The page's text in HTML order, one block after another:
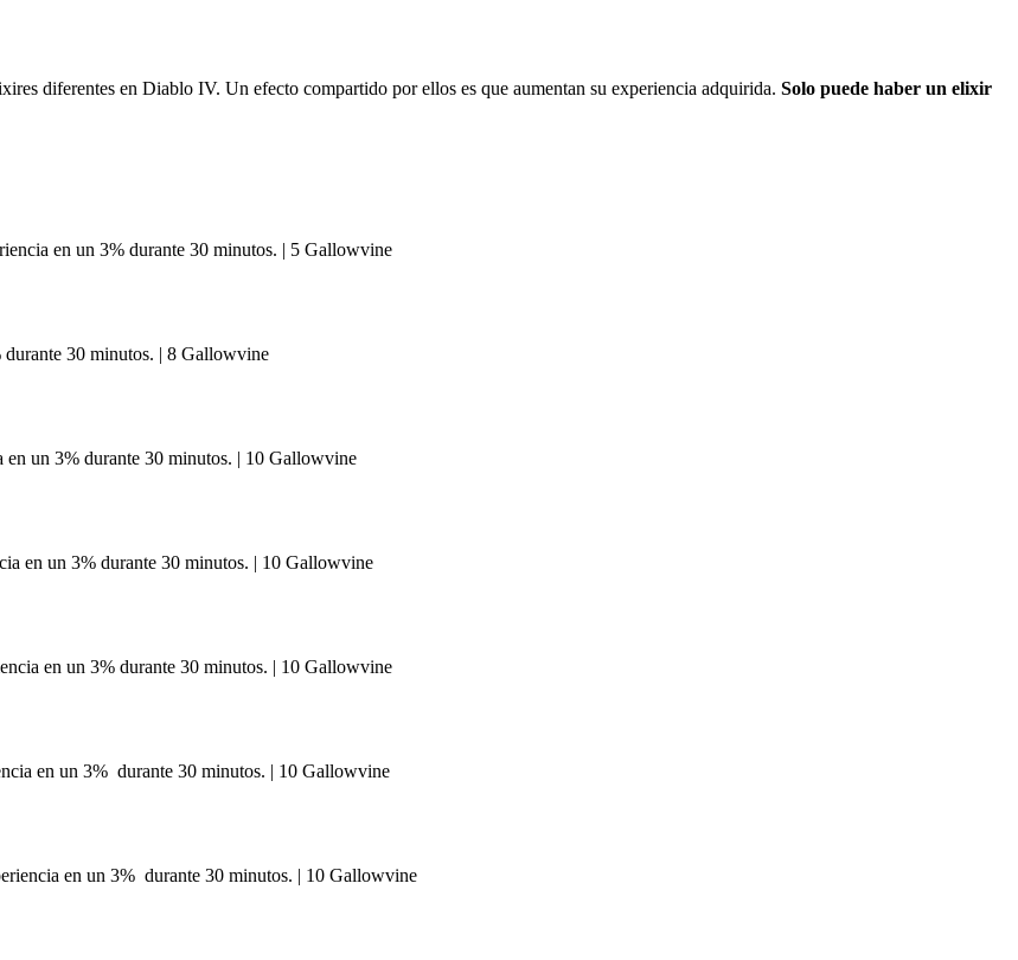
diferentes en Diablo IV. Un efecto compartido por ellos es que aumentan su experiencia adquirida. Solo puede haber un elixir
en un 3% durante 30 minutos. | 5 Gallowvine
30 minutos. | 8 Gallowvine
un 3% durante 30 minutos. | 10 Gallowvine
en un 3% durante 30 minutos. | 10 Gallowvine
en un 3% durante 30 minutos. | 10 Gallowvine
en un 3% durante 30 minutos. | 10 Gallowvine
en un 3% durante 30 minutos. | 10 Gallowvine